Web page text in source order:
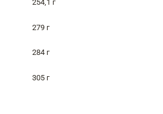
254,1 г
279 г
284 г
305 г